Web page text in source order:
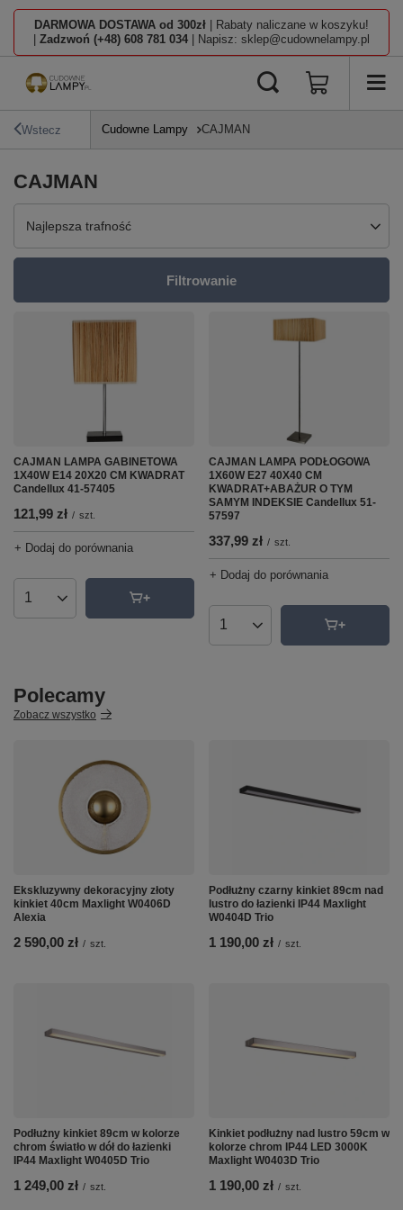
DARMOWA DOSTAWA od 300zł | Rabaty naliczane w koszyku!
Zadzwoń (+48) 608 781 034 | Napisz: sklep@cudownelampy.pl
Wstecz Cudowne Lampy CAJMAN
CAJMAN
Zmień sortowanie
Najlepsza trafność
Filtrowanie
CAJMAN LAMPA GABINETOWA
1X40W E14 20X20 CM KWADRAT
Candellux 41-57405
121,99 zł / szt.
+ Dodaj do porównania
Ilość produktów
CAJMAN LAMPA PODŁOGOWA
1X60W E27 40X40 CM
KWADRAT+ABAŻUR O TYM
SAMYM INDEKSIE Candellux 51-
57597
337,99 zł / szt.
+ Dodaj do porównania
Ilość produktów
Polecamy
Zobacz wszystko
Ekskluzywny dekoracyjny złoty
kinkiet 40cm Maxlight W0406D
Alexia
2 590,00 zł / szt.
Podłużny czarny kinkiet 89cm nad
lustro do łazienki IP44 Maxlight
W0404D Trio
1 190,00 zł / szt.
Podłużny kinkiet 89cm w kolorze
chrom światło w dół do łazienki
IP44 Maxlight W0405D Trio
1 249,00 zł / szt.
Kinkiet podłużny nad lustro 59cm w
kolorze chrom IP44 LED 3000K
Maxlight W0403D Trio
1 190,00 zł / szt.